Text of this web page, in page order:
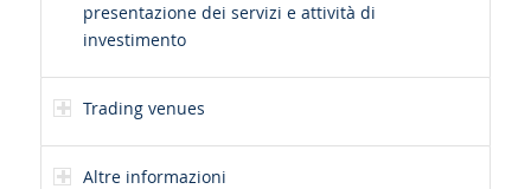
presentazione dei servizi e attività di
investimento
Trading venues
Altre informazioni